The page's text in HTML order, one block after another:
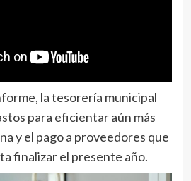
la tesorería municipal
para eficientar aún más
y el pago a proveedores que
finalizar el presente año.